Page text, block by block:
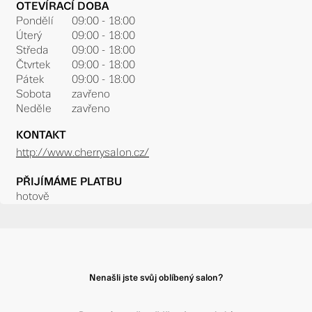
OTEVÍRACÍ DOBA
Pondělí
09:00 - 18:00
Úterý
09:00 - 18:00
Středa
09:00 - 18:00
Čtvrtek
09:00 - 18:00
Pátek
09:00 - 18:00
Sobota
zavřeno
Neděle
zavřeno
KONTAKT
http://www.cherrysalon.cz/
PŘIJÍMÁME PLATBU
hotově
Nenašli jste svůj oblíbený salon?